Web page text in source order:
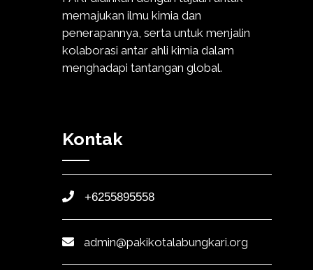
memajukan ilmu kimia dan
penerapannya, serta untuk menjalin
kolaborasi antar ahli kimia dalam
menghadapi tantangan global.
Kontak
+6255895558
admin@pakikotalabungkari.org